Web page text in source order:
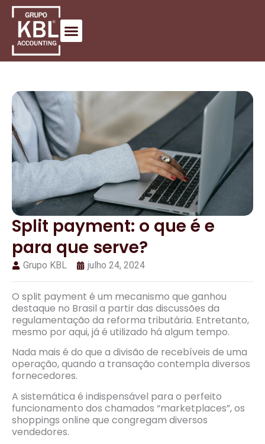
Split payment: o que é e
para que serve?
Grupo KBL julho 24, 2024
O split payment é um mecanismo que ganhou
destaque no Brasil a partir das discussões da
regulamentação da reforma tributária. Entretanto,
mesmo por aqui, já é utilizado há algum tempo.
Nada mais é do que a divisão de recebíveis de uma
operação, quando a transação contempla diversos
fornecedores.
A sistemática é indispensável para o perfeito
funcionamento dos chamados “marketplaces”, os
shoppings online que congregam diversos
vendedores.